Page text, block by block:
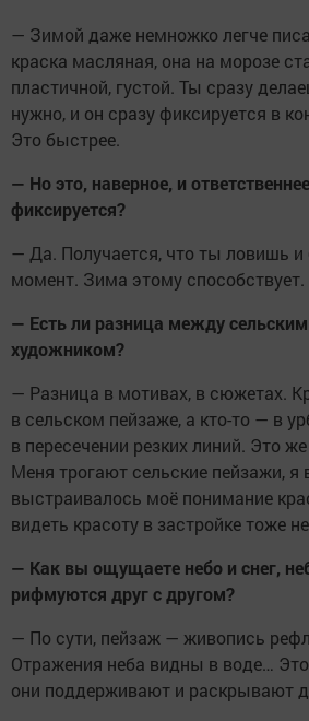
— Зимой даже немножко легче
краска масляная, она на морозе
пластичной, густой. Ты сразу
нужно, и он сразу фиксируется в
Это быстрее.
— Но это, наверное, и
фиксируется?
— Да. Получается, что ты ловишь
момент. Зима этому способствует.
— Есть ли разница между
художником?
— Разница в мотивах, в сюжетах.
в сельском пейзаже, а кто-то — в
в пересечении резких линий. Это
Меня трогают сельские пейзажи, я
выстраивалось моё понимание
видеть красоту в застройке тоже
— Как вы ощущаете небо и снег,
рифмуются друг с другом?
— По сути, пейзаж — живопись
Отражения неба видны в воде…
они поддерживают и раскрывают